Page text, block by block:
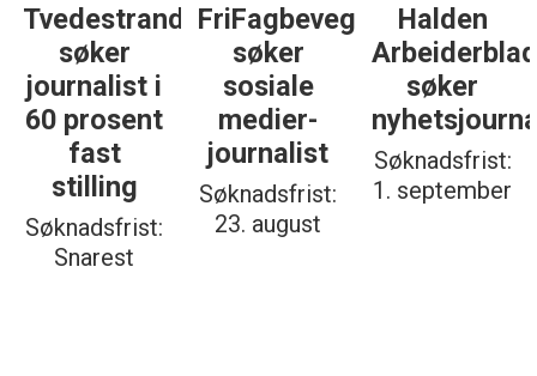
Tvedestrandsposten
søker
journalist i
60 prosent
fast
stilling
Søknadsfrist:
Snarest
FriFagbevegelse
søker
sosiale
medier-
journalist
Søknadsfrist:
23. august
Halden
Arbeiderblad
søker
Søknadsfrist:
1. september